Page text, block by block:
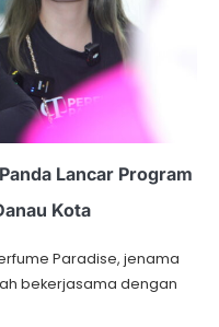
Lancar Program
Kota
Paradise, jenama
bekerjasama dengan